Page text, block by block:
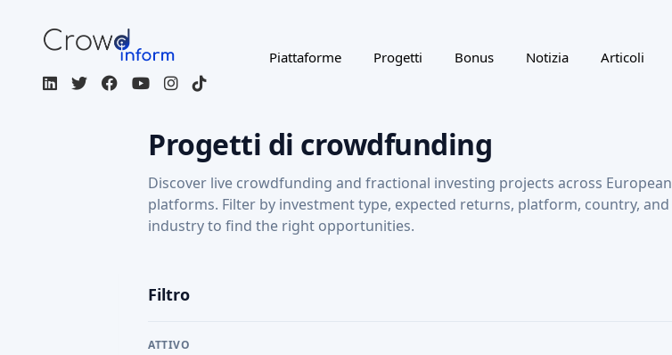
Piattaforme Progetti Bonus Notizia Articoli
Progetti di crowdfunding
Discover live crowdfunding and fractional investing projects across European
platforms. Filter by investment type, expected returns, platform, country, and
industry to find the right opportunities.
Filtro
ATTIVO